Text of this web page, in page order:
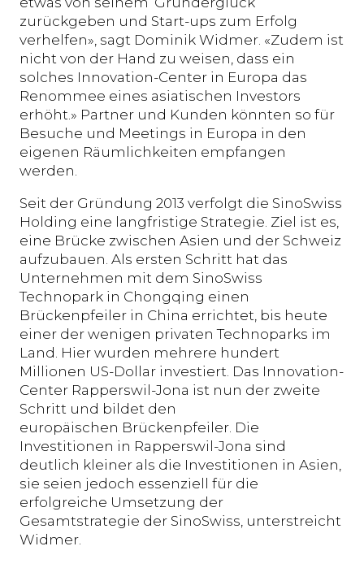
zurückgeben und Start-ups zum Erfolg
verhelfen», sagt Dominik Widmer. «Zudem ist
nicht von der Hand zu weisen, dass ein
solches Innovation-Center in Europa das
Renommee eines asiatischen Investors
erhöht.» Partner und Kunden könnten so für
Besuche und Meetings in Europa in den
eigenen Räumlichkeiten empfangen
werden.
Seit der Gründung 2013 verfolgt die SinoSwiss
Holding eine langfristige Strategie. Ziel ist es,
eine Brücke zwischen Asien und der Schweiz
aufzubauen. Als ersten Schritt hat das
Unternehmen mit dem SinoSwiss
Technopark in Chongqing einen
Brückenpfeiler in China errichtet, bis heute
einer der wenigen privaten Technoparks im
Land. Hier wurden mehrere hundert
Millionen US-Dollar investiert. Das Innovation-
Center Rapperswil-Jona ist nun der zweite
Schritt und bildet den
europäischen Brückenpfeiler. Die
Investitionen in Rapperswil-Jona sind
deutlich kleiner als die Investitionen in Asien,
sie seien jedoch essenziell für die
erfolgreiche Umsetzung der
Gesamtstrategie der SinoSwiss, unterstreicht
Widmer.